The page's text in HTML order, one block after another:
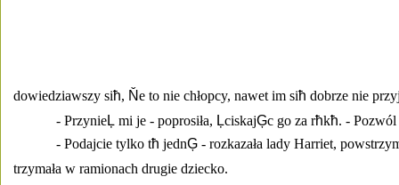
dowiedziawszy siħ, Ňe to nie chłopcy, nawet im siħ dobrze nie
- PrzynieĻ mi je - poprosiła, ĻciskajĢc go za rħkħ. -
- Podajcie tylko tħ jednĢ - rozkazała lady Harriet,
trzymała w ramionach drugie dziecko.